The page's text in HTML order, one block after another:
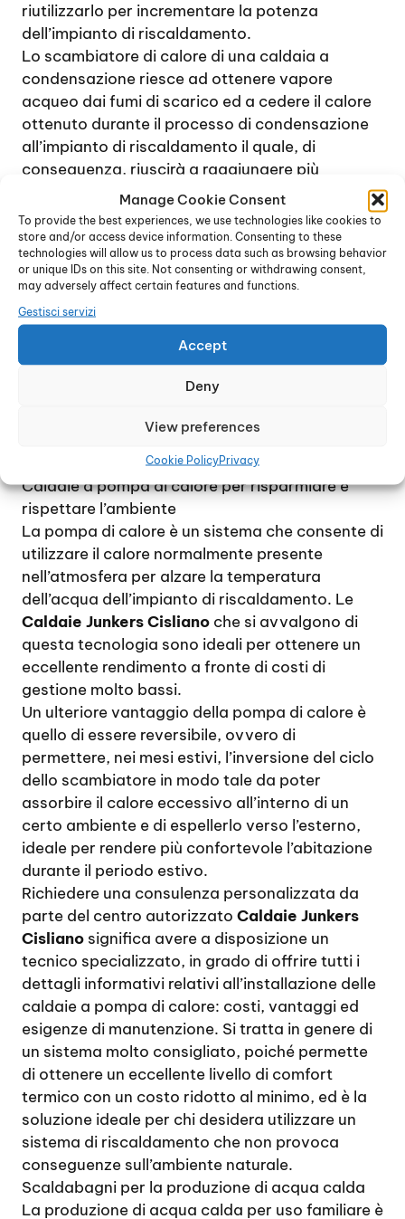
Manage Cookie Consent
To provide the best experiences, we use technologies like cookies to
store and/or access device information. Consenting to these
technologies will allow us to process data such as browsing behavior
or unique IDs on this site. Not consenting or withdrawing consent,
may adversely affect certain features and functions.
Gestisci servizi
Accept
Deny
View preferences
Cookie PolicyPrivacy
riutilizzarlo per incrementare la potenza
dell’impianto di riscaldamento.
Lo scambiatore di calore di una caldaia a
condensazione riesce ad ottenere vapore
acqueo dai fumi di scarico ed a cedere il calore
ottenuto durante il processo di condensazione
all’impianto di riscaldamento il quale, di
conseguenza, riuscirà a raggiungere più
rapidamente la temperatura desiderata. Il
risparmio che si ottiene sul consumo di gas con
una caldaia a condensazione è realmente
notevole: per tale ragione questo tipo di caldaia
può essere considerata un ottimo investimento.
Il centro di vendita e installazione di
Junkers Cislianoconsiglia le caldaie a
condensazione anche in un ambiente
permettono di ottenere ottime performance a
fronte di un costo ridotto al minimo, non
danneggiano l’ambiente e sono destinate ad
una lunghissima durata nel tempo.
Caldaie a pompa di calore per risparmiare e
rispettare l’ambiente
La pompa di calore è un sistema che consente di
utilizzare il calore normalmente presente
nell’atmosfera per alzare la temperatura
dell’acqua dell’impianto di riscaldamento. Le
Caldaie Junkers Cisliano che si avvalgono di
questa tecnologia sono ideali per ottenere un
eccellente rendimento a fronte di costi di
gestione molto bassi.
Un ulteriore vantaggio della pompa di calore è
quello di essere reversibile, ovvero di
permettere, nei mesi estivi, l’inversione del ciclo
dello scambiatore in modo tale da poter
assorbire il calore eccessivo all’interno di un
certo ambiente e di espellerlo verso l’esterno,
ideale per rendere più confortevole l’abitazione
durante il periodo estivo.
Richiedere una consulenza personalizzata da
parte del centro autorizzato Caldaie Junkers
Cisliano significa avere a disposizione un
tecnico specializzato, in grado di offrire tutti i
dettagli informativi relativi all’installazione delle
caldaie a pompa di calore: costi, vantaggi ed
esigenze di manutenzione. Si tratta in genere di
un sistema molto consigliato, poiché permette
di ottenere un eccellente livello di comfort
termico con un costo ridotto al minimo, ed è la
soluzione ideale per chi desidera utilizzare un
sistema di riscaldamento che non provoca
conseguenze sull’ambiente naturale.
Scaldabagni per la produzione di acqua calda
La produzione di acqua calda per uso familiare è